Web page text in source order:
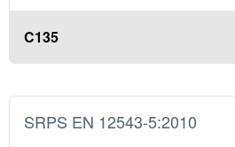
C135
SRPS EN 12543-5:2010